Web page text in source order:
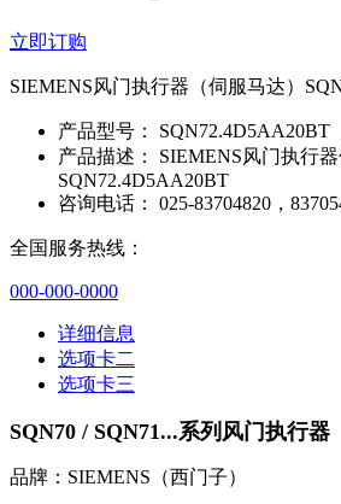
立即订购
SIEMENS风门执行器（伺服马达）
产品型号：
SQN72.4D5AA20BT
产品描述：
SIEMENS风门执行
SQN72.4D5AA20BT
咨询电话：
025-83704820，
全国服务热线：
000-000-0000
详细信息
选项卡二
选项卡三
SQN70 / SQN71...系列风门执行器
品牌：SIEMENS（西门子）